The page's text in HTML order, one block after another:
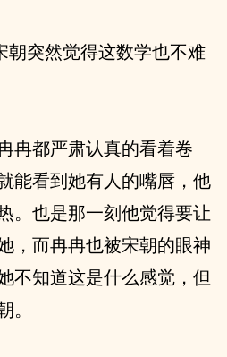
朝突然觉得这数学也不难
冉都严肃认真的看着卷
能看到她有人的嘴唇，他
。也是那一刻他觉得要让
，而冉冉也被宋朝的眼神
不知道这是什么感觉，但